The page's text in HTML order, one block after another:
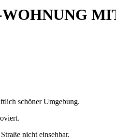
schöner Umgebung.
nicht einsehbar.